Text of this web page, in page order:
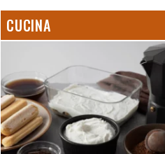
CUCINA